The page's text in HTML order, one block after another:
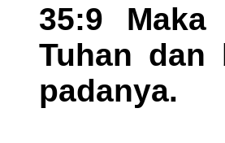
35:9
Tuhan dan
padanya.